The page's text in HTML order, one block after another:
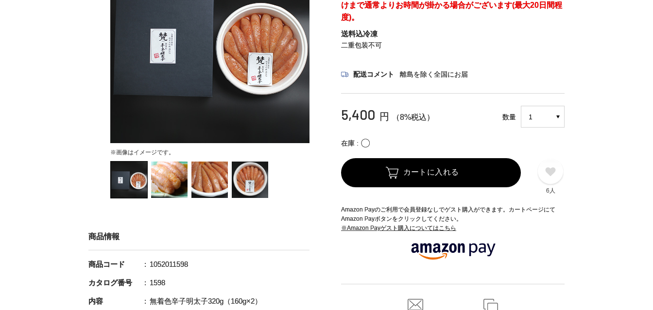
※画像はイメージです。
けまで通常よりお時間が掛かる場合がございます(最大20日間程
度)。
送料込冷凍
二重包装不可
配送コメント 離島を除く全国にお届
5,400 円 （8%税込） 数量
在庫 〇
カートに入れる
6人
Amazon Payのご利用で会員登録なしでゲスト購入ができます。カートページにて
Amazon Payボタンをクリックしてください。
※Amazon Payゲスト購入についてはこちら
商品情報
商品コード 1052011598
カタログ番号 1598
内容 無着色辛子明太子320g（160g×2）